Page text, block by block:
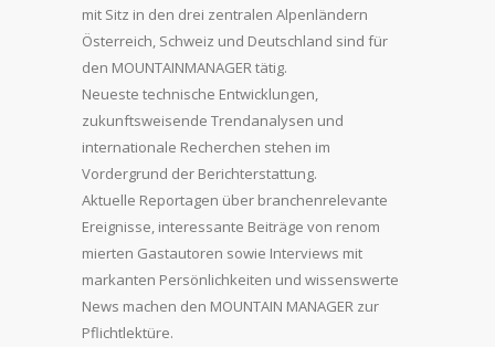
mit Sitz in den drei zentralen Alpenländern
Österreich, Schweiz und Deutschland sind für
den MOUNTAINMANAGER tätig.
Neueste technische Entwicklungen,
zukunftsweisende Trendanalysen und
internationale Recherchen stehen im
Vordergrund der Berichterstattung.
Aktuelle Reportagen über branchenrelevante
Ereignisse, interessante Beiträge von renom
mierten Gastautoren sowie Interviews mit
markanten Persönlichkeiten und wissenswerte
News machen den MOUNTAIN MANAGER zur
Pflichtlektüre.